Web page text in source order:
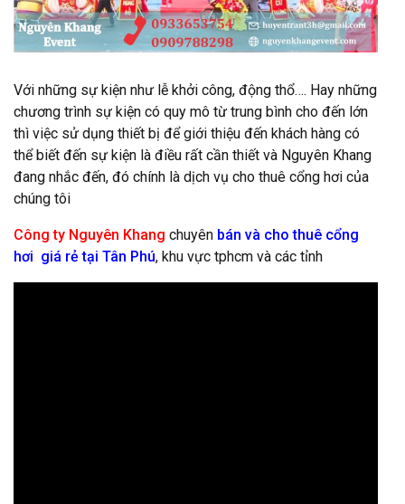
Với những sự kiện như lễ khởi công, động thổ…. Hay những
chương trình sự kiện có quy mô từ trung bình cho đến lớn
thì việc sử dụng thiết bị để giới thiệu đến khách hàng có
thể biết đến sự kiện là điều rất cần thiết và Nguyên Khang
đang nhắc đến, đó chính là dịch vụ cho thuê cổng hơi của
chúng tôi
Công ty Nguyên Khang chuyên bán và cho thuê cổng
hơi giá rẻ tại Tân Phú, khu vực tphcm và các tỉnh